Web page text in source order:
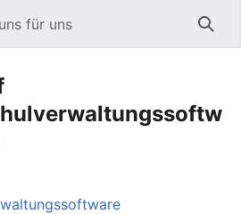
für uns